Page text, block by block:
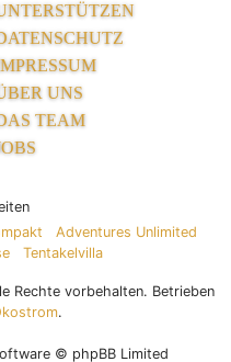
UNS
TEAM
Adventures Unlimited
Tentakelvilla
Rechte vorbehalten. Betrieben
.
© phpBB Limited